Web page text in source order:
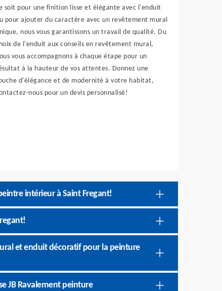
soit pour une finition lisse et élégante avec l'enduit
pour ajouter du caractère avec un revêtement mural
nous vous garantissons un travail de qualité. Du
de l'enduit aux conseils en revêtement mural,
vous accompagnons à chaque étape pour un
à la hauteur de vos attentes. Donnez une
d'élégance et de modernité à votre habitat,
nous pour un devis personnalisé!
intérieur à Saint Fregant!
et enduit décoratif pour la peinture
JB Ravalement peinture